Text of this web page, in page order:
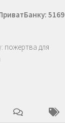
5169
пожертва для